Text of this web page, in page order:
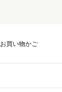
お買い物かご